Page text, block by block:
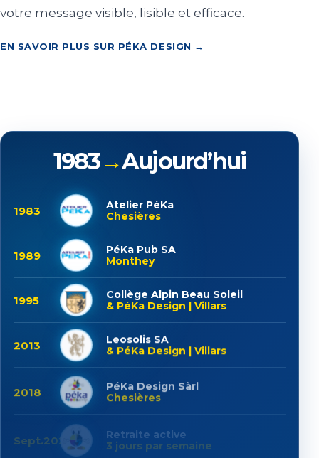
votre message visible, lisible et efficace.
EN SAVOIR PLUS SUR PÉKA DESIGN →
1983→Aujourd’hui
1983
Atelier PéKa
Chesières
1989
PéKa Pub SA
Monthey
1995
Collège Alpin Beau Soleil
& PéKa Design | Villars
2013
Leosolis SA
& PéKa Design | Villars
2018
PéKa Design Sàrl
Chesières
Sept.2025
Retraite active
3 jours par semaine